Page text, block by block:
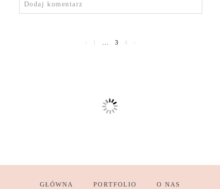
Dodaj komentarz
‹ 1 … 3 4 ›
GŁÓWNA PORTFOLIO O NAS